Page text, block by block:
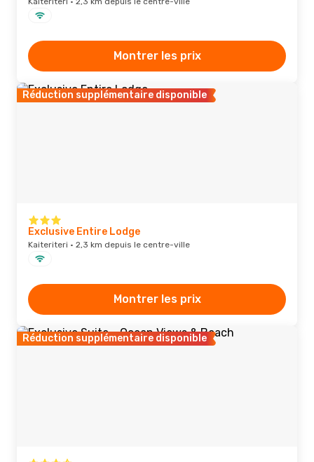
Montrer les prix
Réduction supplémentaire disponible
Exclusive Entire Lodge
Kaiteriteri · 2,3 km depuis le centre-ville
Montrer les prix
Réduction supplémentaire disponible